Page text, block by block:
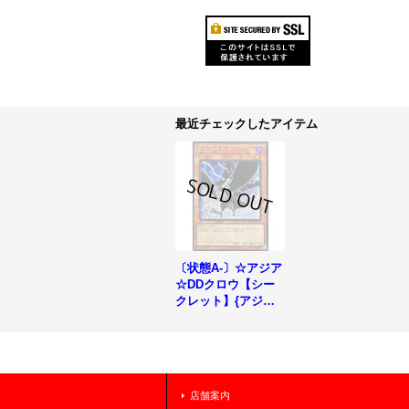
最近チェックしたアイテム
〔状態A-〕☆アジア
☆DDクロウ【シー
クレット】{アジアQ
店舗案内